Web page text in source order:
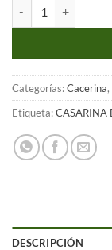
Categorías:Cacerina,
Etiqueta:CASARINA
DESCRIPCIÓN